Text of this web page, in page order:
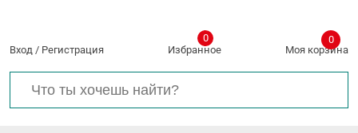
Вход / Регистрация Избранное
0
Моя корзина
0